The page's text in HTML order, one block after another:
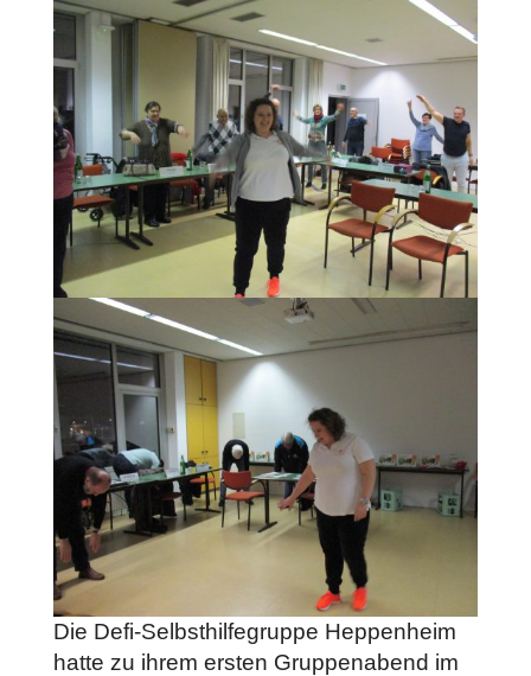
Die Defi-Selbsthilfegruppe Heppenheim
hatte zu ihrem ersten Gruppenabend im